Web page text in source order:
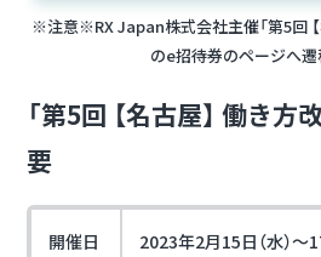
※注意※RX Japan株式会社主催「第5回 【
のe招待券のページへ遷
「第5回 【名古屋】 働き方
要
開催日
2023年2月15日（水）